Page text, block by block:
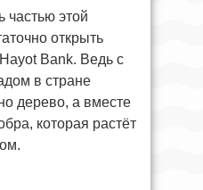
частью этой
открыть
Bank. Ведь с
в стране
дерево, а вместе
которая растёт